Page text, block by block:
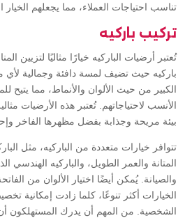
تناسب احتياجات العملاء، مما يجعلهم الخيار
تركيب باركيه
تُعتبر أرضيات الباركيه خيارًا مثاليًا لتزيين
باركيه حيث تضيف لمسة دافئة وجمالية لأي
الكبير من حيث الألوان والأنماط، مما يتيح
الأنسب لاحتياجاتهم. تُعتبر هذه الأرضيات
بيئة مريحة وجذابة بفضل مظهرها الفاخر
تتوافر خيارات متعددة من الباركيه، مثل
المتانة والعمر الطويل، والباركيه الهندسي
والصيانة. يُمكن أيضًا اختيار الألوان من
الخيارات أكثر تنوعًا، كلما زادت إمكانية
الشخصية. من المهم أن يدرك المستهلكون